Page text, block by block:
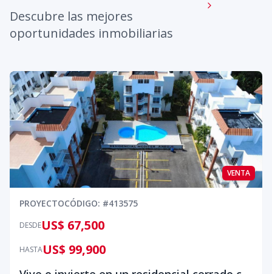
Descubre las mejores
oportunidades inmobiliarias
VENTA
PROYECTOCÓDIGO: #413575
DESDEUS$ 67,500
HASTAUS$ 99,900